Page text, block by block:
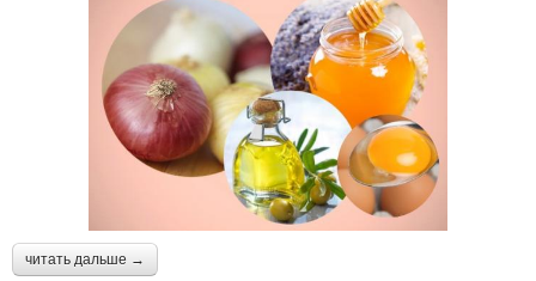
читать дальше →